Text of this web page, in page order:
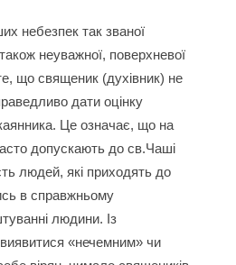
небезпек так званої
неуважної, поверхневої
що священик (духівник) не
дати оцінку
Це означає, що на
допускають до св.Чаші
людей, які приходять до
в справжньому
людини. Із
«нечемним» чи